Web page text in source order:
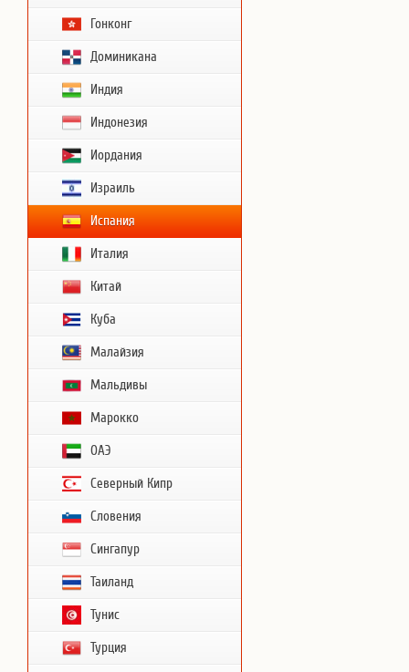
Гонконг
Доминикана
Индия
Индонезия
Иордания
Израиль
Испания
Италия
Китай
Куба
Малайзия
Мальдивы
Марокко
ОАЭ
Северный Кипр
Словения
Сингапур
Таиланд
Тунис
Турция